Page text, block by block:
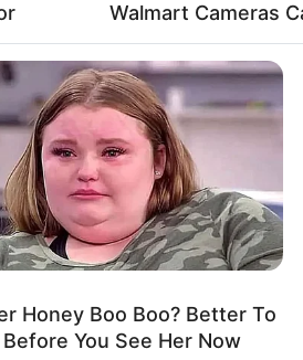
-Kreis Harburg-Heidekreis-
(Wümme) eintragen:
Walmart Cameras
Honey Boo Boo? Better To
You See Her Now